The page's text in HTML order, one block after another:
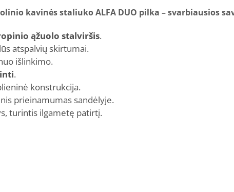
kavinės staliuko ALFA DUO pilka – svarbiausios
ąžuolo stalviršis.
atspalvių skirtumai.
išlinkimo.
.
konstrukcija.
prieinamumas sandėlyje.
turintis ilgametę patirtį.